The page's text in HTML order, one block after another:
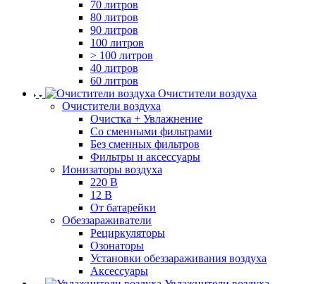
70 литров
80 литров
90 литров
100 литров
> 100 литров
40 литров
60 литров
Очистители воздуха
Очистители воздуха
Очистка + Увлажнение
Cо сменными фильтрами
Без сменных фильтров
Фильтры и аксессуары
Ионизаторы воздуха
220 В
12 В
От батарейки
Обеззараживатели
Рециркуляторы
Озонаторы
Установки обеззараживания воздуха
Аксессуары